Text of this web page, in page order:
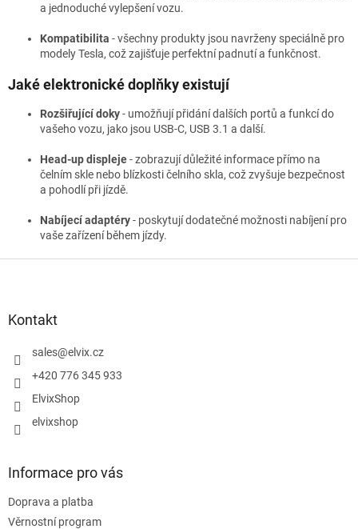
a jednoduché vylepšení vozu.
Kompatibilita - všechny produkty jsou navrženy speciálně pro
modely Tesla, což zajišťuje perfektní padnutí a funkčnost.
Jaké elektronické doplňky existují
Rozšiřující doky- umožňují přidání dalších portů a funkcí do
vašeho vozu, jako jsou USB-C, USB 3.1 a další.
Head-up displeje- zobrazují důležité informace přímo na
čelním skle nebo blízkosti čelního skla, což zvyšuje bezpečnost
a pohodlí při jízdě.
Nabíjecí adaptéry- poskytují dodatečné možnosti nabíjení pro
vaše zařízení během jízdy.
Kontakt
sales@elvix.cz
+420 776 345 933
ElvixShop
elvixshop
Informace pro vás
Doprava a platba
Věrnostní program